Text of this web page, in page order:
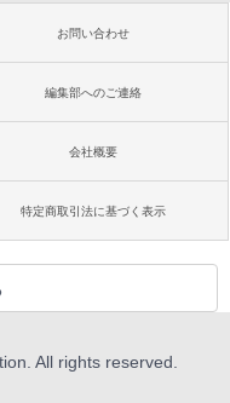
お問い合わせ
編集部へのご連絡
会社概要
特定商取引法に基づく表示
All rights reserved.